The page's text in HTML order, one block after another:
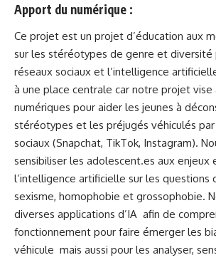
Apport du numérique :
Ce projet est un projet d’éducation aux
sur les stéréotypes de genre et diversité
réseaux sociaux et l’intelligence
à une place centrale car notre projet
numériques pour aider les jeunes à
stéréotypes et les préjugés véhiculés
sociaux (Snapchat, TikTok, Instagram).
sensibiliser les adolescent.es aux enjeux
l’intelligence artificielle sur les questions
sexisme, homophobie et grossophobie.
diverses applications d’IA afin de
fonctionnement pour faire émerger les
véhicule mais aussi pour les analyser,